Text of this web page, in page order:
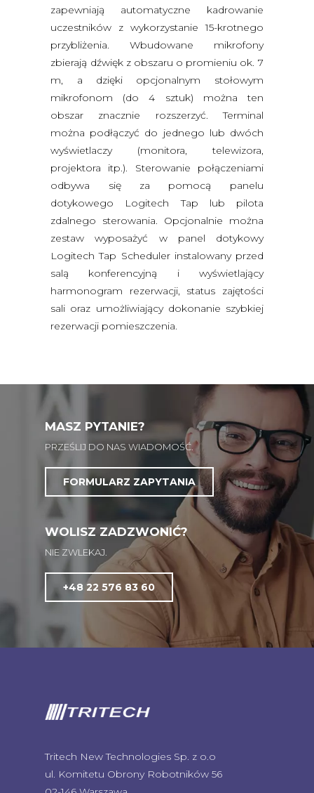
zapewniają automatyczne kadrowanie
uczestników z wykorzystanie 15-krotnego
przybliżenia. Wbudowane mikrofony
zbierają dźwięk z obszaru o promieniu ok. 7
m, a dzięki opcjonalnym stołowym
mikrofonom (do 4 sztuk) można ten
obszar znacznie rozszerzyć. Terminal
można podłączyć do jednego lub dwóch
wyświetlaczy (monitora, telewizora,
projektora itp.). Sterowanie połączeniami
odbywa się za pomocą panelu
dotykowego Logitech Tap lub pilota
zdalnego sterowania. Opcjonalnie można
zestaw wyposażyć w panel dotykowy
Logitech Tap Scheduler instalowany przed
salą konferencyjną i wyświetlający
harmonogram rezerwacji, status zajętości
sali oraz umożliwiający dokonanie szybkiej
rezerwacji pomieszczenia.
MASZ PYTANIE?
PRZEŚLIJ DO NAS WIADOMOŚĆ.
FORMULARZ ZAPYTANIA
WOLISZ ZADZWONIĆ?
NIE ZWLEKAJ.
+48 22 576 83 60
Tritech New Technologies Sp. z o.o
ul. Komitetu Obrony Robotników 56